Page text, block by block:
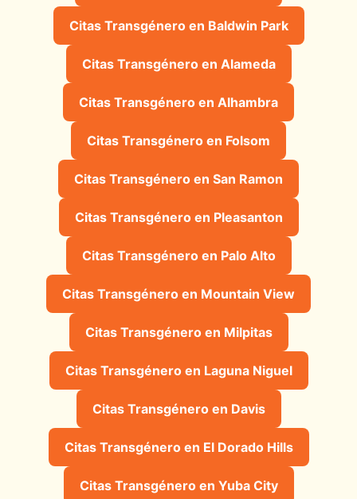
Citas Transgénero en Baldwin Park
Citas Transgénero en Alameda
Citas Transgénero en Alhambra
Citas Transgénero en Folsom
Citas Transgénero en San Ramon
Citas Transgénero en Pleasanton
Citas Transgénero en Palo Alto
Citas Transgénero en Mountain View
Citas Transgénero en Milpitas
Citas Transgénero en Laguna Niguel
Citas Transgénero en Davis
Citas Transgénero en El Dorado Hills
Citas Transgénero en Yuba City